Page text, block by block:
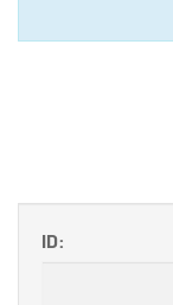
ID: